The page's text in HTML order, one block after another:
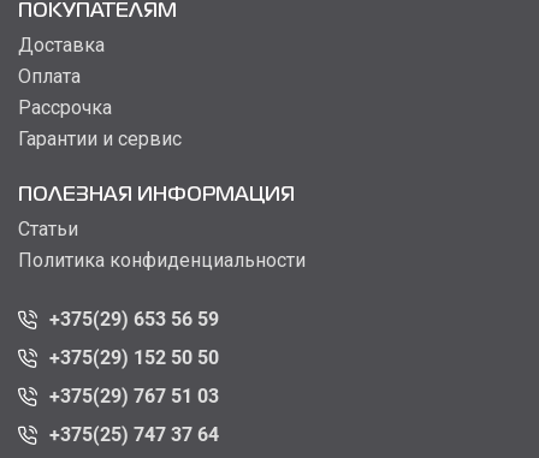
ПОКУПАТЕЛЯМ
Доставка
Оплата
Рассрочка
Гарантии и сервис
ПОЛЕЗНАЯ ИНФОРМАЦИЯ
Статьи
Политика конфиденциальности
+375(29) 653 56 59
+375(29) 152 50 50
+375(29) 767 51 03
+375(25) 747 37 64